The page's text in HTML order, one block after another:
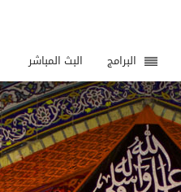
البرامج البث المباشر